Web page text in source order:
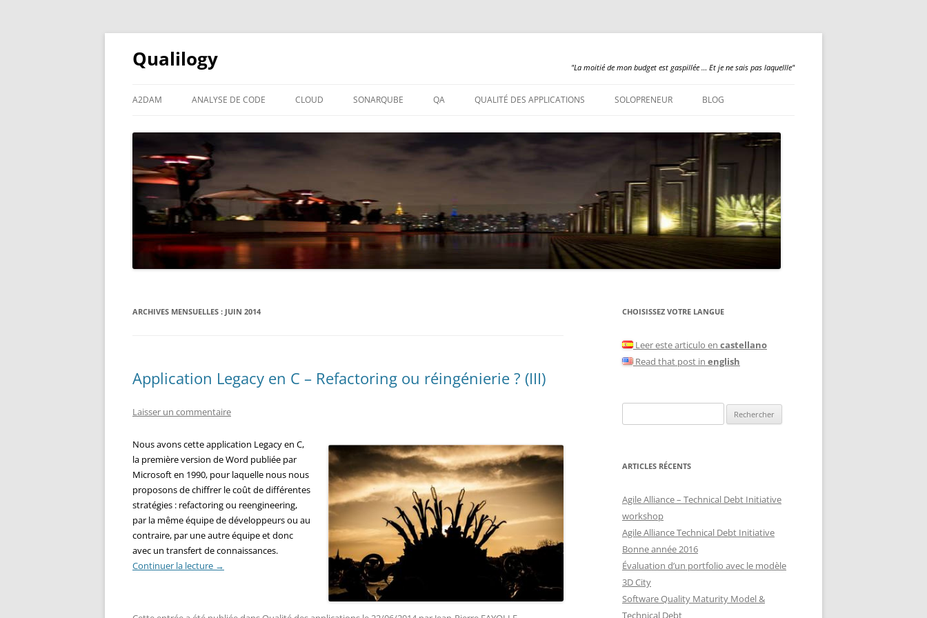
Qualilogy "La moitié de mon budget est gaspillée … Et je ne sais pas laquellle"
contenu
A2DAM ANALYSE DE CODE CLOUD SONARQUBE
SONARQUBE – COBOL
SONARQUBE – PL/SQL
QA QUALITÉ DES APPLICATIONS SOLOPRENEUR BLOG
ARCHIVES MENSUELLES : JUIN 2014
Application Legacy en C – Refactoring ou réingénierie ? (III)
Laisser un commentaire
Nous avons cette application Legacy en C,
la première version de Word publiée par
Microsoft en 1990, pour laquelle nous nous
proposons de chiffrer le coût de différentes
stratégies : refactoring ou reengineering,
par la même équipe de développeurs ou au
contraire, par une autre équipe et donc
avec un transfert de connaissances.
Continuer la lecture →
CHOISISSEZ VOTRE LANGUE
Leer este articulo en castellano
Read that post in english
ARTICLES RÉCENTS
Agile Alliance – Technical Debt Initiative
workshop
Agile Alliance Technical Debt Initiative
Bonne année 2016
Évaluation d’un portfolio avec le modèle
3D City
Software Quality Maturity Model &
Technical Debt